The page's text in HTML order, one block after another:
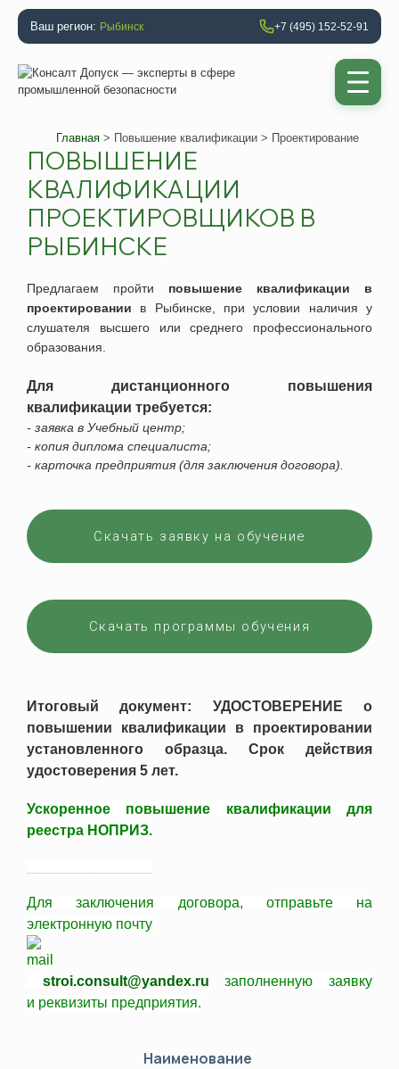
Ваш регион: Рыбинск +7 (495) 152-52-91
Главная > Повышение квалификации > Проектирование
ПОВЫШЕНИЕ
КВАЛИФИКАЦИИ
ПРОЕКТИРОВЩИКОВ В
РЫБИНСКЕ
Предлагаем пройти
повышение квалификации в
проектировании в Рыбинске, при условии наличия у
слушателя высшего или среднего профессионального
образования.
Для дистанционного повышения
квалификации требуется:
- заявка в Учебный центр;
- копия диплома специалиста;
- карточка предприятия (для заключения договора).
Скачать заявку на обучение
Скачать программы обучения
Итоговый документ: УДОСТОВЕРЕНИЕ о
повышении квалификации в проектировании
установленного образца. Срок действия
удостоверения 5 лет.
Ускоренное повышение квалификации для
реестра НОПРИЗ.
Для заключения договора, отправьте на
электронную почту
stroi.consult@yandex.ru
заполненную заявку
и реквизиты предприятия.
Наименование